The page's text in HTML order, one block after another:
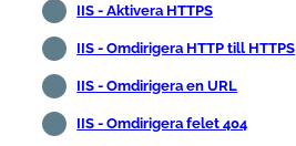
IIS - Aktivera HTTPS
IIS - Omdirigera HTTP till HTTPS
IIS - Omdirigera en URL
IIS - Omdirigera felet 404